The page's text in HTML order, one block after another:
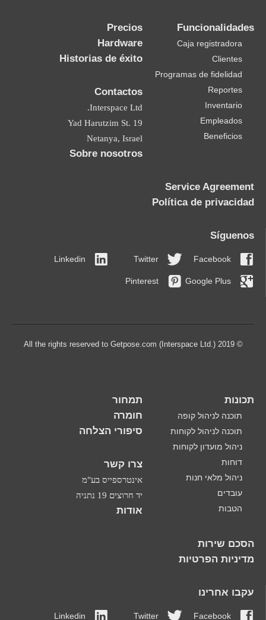
Funcionalidades
Caja registradora
Clientes
Programas de fidelidad
Reportes
Inventario
Empleados
Beneficios
Precios
Hardware
Historias de éxito
Contactos
Interspace Ltd.
19 Yad Harutzim St.
Netanya, Israel
Sobre nosotros
Service Agreement
Política de privacidad
Síguenos
Facebook
Twitter
Linkedin
Google Plus
Pinterest
© 2019 All the rights reserved to Getpose.com (Interspace Ltd.)
תכונות
תוכנה לניהול קופה
תוכנה לניהול לקוחות
ניהול מועדון לקוחות
דוחות
ניהול מלאי חנות
עובדים
הטבות
תמחור
חומרה
סיפורי הצלחה
צרו קשר
אינטרספייס בע"מ
יד חרוצים 19 נתניה
אודות
הסכם שירות
מדיניות הפרטיות
עקבו אחרינו
Facebook
Twitter
Linkedin